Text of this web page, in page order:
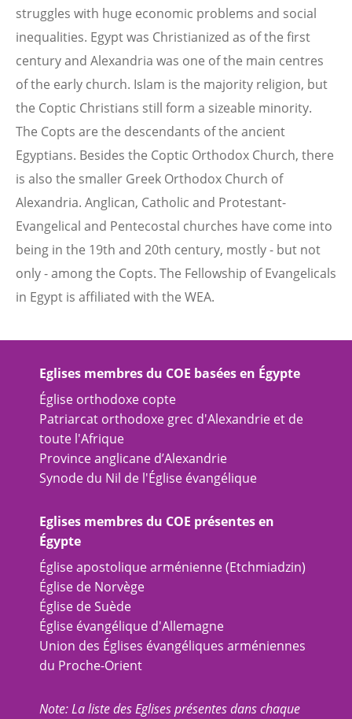
struggles with huge economic problems and social
inequalities. Egypt was Christianized as of the first
century and Alexandria was one of the main centres
of the early church. Islam is the majority religion, but
the Coptic Christians still form a sizeable minority.
The Copts are the descendants of the ancient
Egyptians. Besides the Coptic Orthodox Church, there
is also the smaller Greek Orthodox Church of
Alexandria. Anglican, Catholic and Protestant-
Evangelical and Pentecostal churches have come into
being in the 19th and 20th century, mostly - but not
only - among the Copts. The Fellowship of Evangelicals
in Egypt is affiliated with the WEA.
Eglises membres du COE basées en Égypte
Église orthodoxe copte
Patriarcat orthodoxe grec d'Alexandrie et de
toute l'Afrique
Province anglicane d’Alexandrie
Synode du Nil de l'Église évangélique
Eglises membres du COE présentes en
Égypte
Église apostolique arménienne (Etchmiadzin)
Église de Norvège
Église de Suède
Église évangélique d'Allemagne
Union des Églises évangéliques arméniennes
du Proche-Orient
Note: La liste des Eglises présentes dans chaque